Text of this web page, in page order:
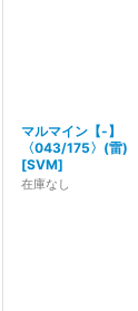
マルマイン【-】
〈043/175〉(雷)
[SVM]
在庫なし